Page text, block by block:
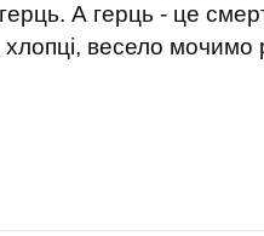
А герць - це
хлопці, весело